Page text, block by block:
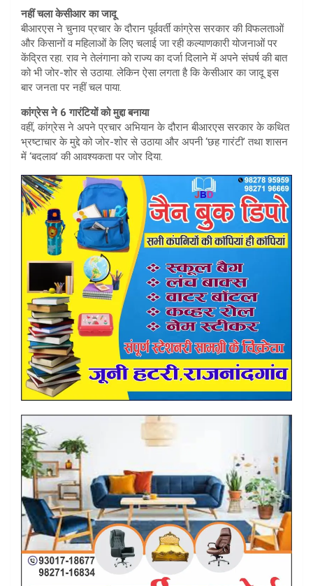
नहीं चला केसीआर का जादू
बीआरएस ने चुनाव प्रचार के दौरान पूर्ववर्ती कांग्रेस सरकार की विफलताओं
और किसानों व महिलाओं के लिए चलाई जा रही कल्याणकारी योजनाओं पर
केंद्रित रहा. राव ने तेलंगाना को राज्य का दर्जा दिलाने में अपने संघर्ष की बात
को भी जोर-शोर से उठाया. लेकिन ऐसा लगता है कि केसीआर का जादू इस
बार जनता पर नहीं चल पाया.
कांग्रेस ने 6 गारंटियों को मुद्दा बनाया
वहीं, कांग्रेस ने अपने प्रचार अभियान के दौरान बीआरएस सरकार के कथित
भ्रष्टाचार के मुद्दे को जोर-शोर से उठाया और अपनी ‘छह गारंटी’ तथा शासन
में ‘बदलाव’ की आवश्यकता पर जोर दिया.